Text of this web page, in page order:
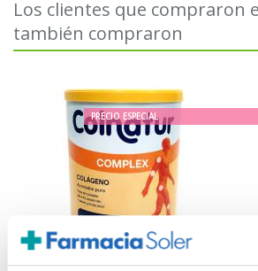
Los clientes que compraron
también compraron
PRECIO ESPECIAL